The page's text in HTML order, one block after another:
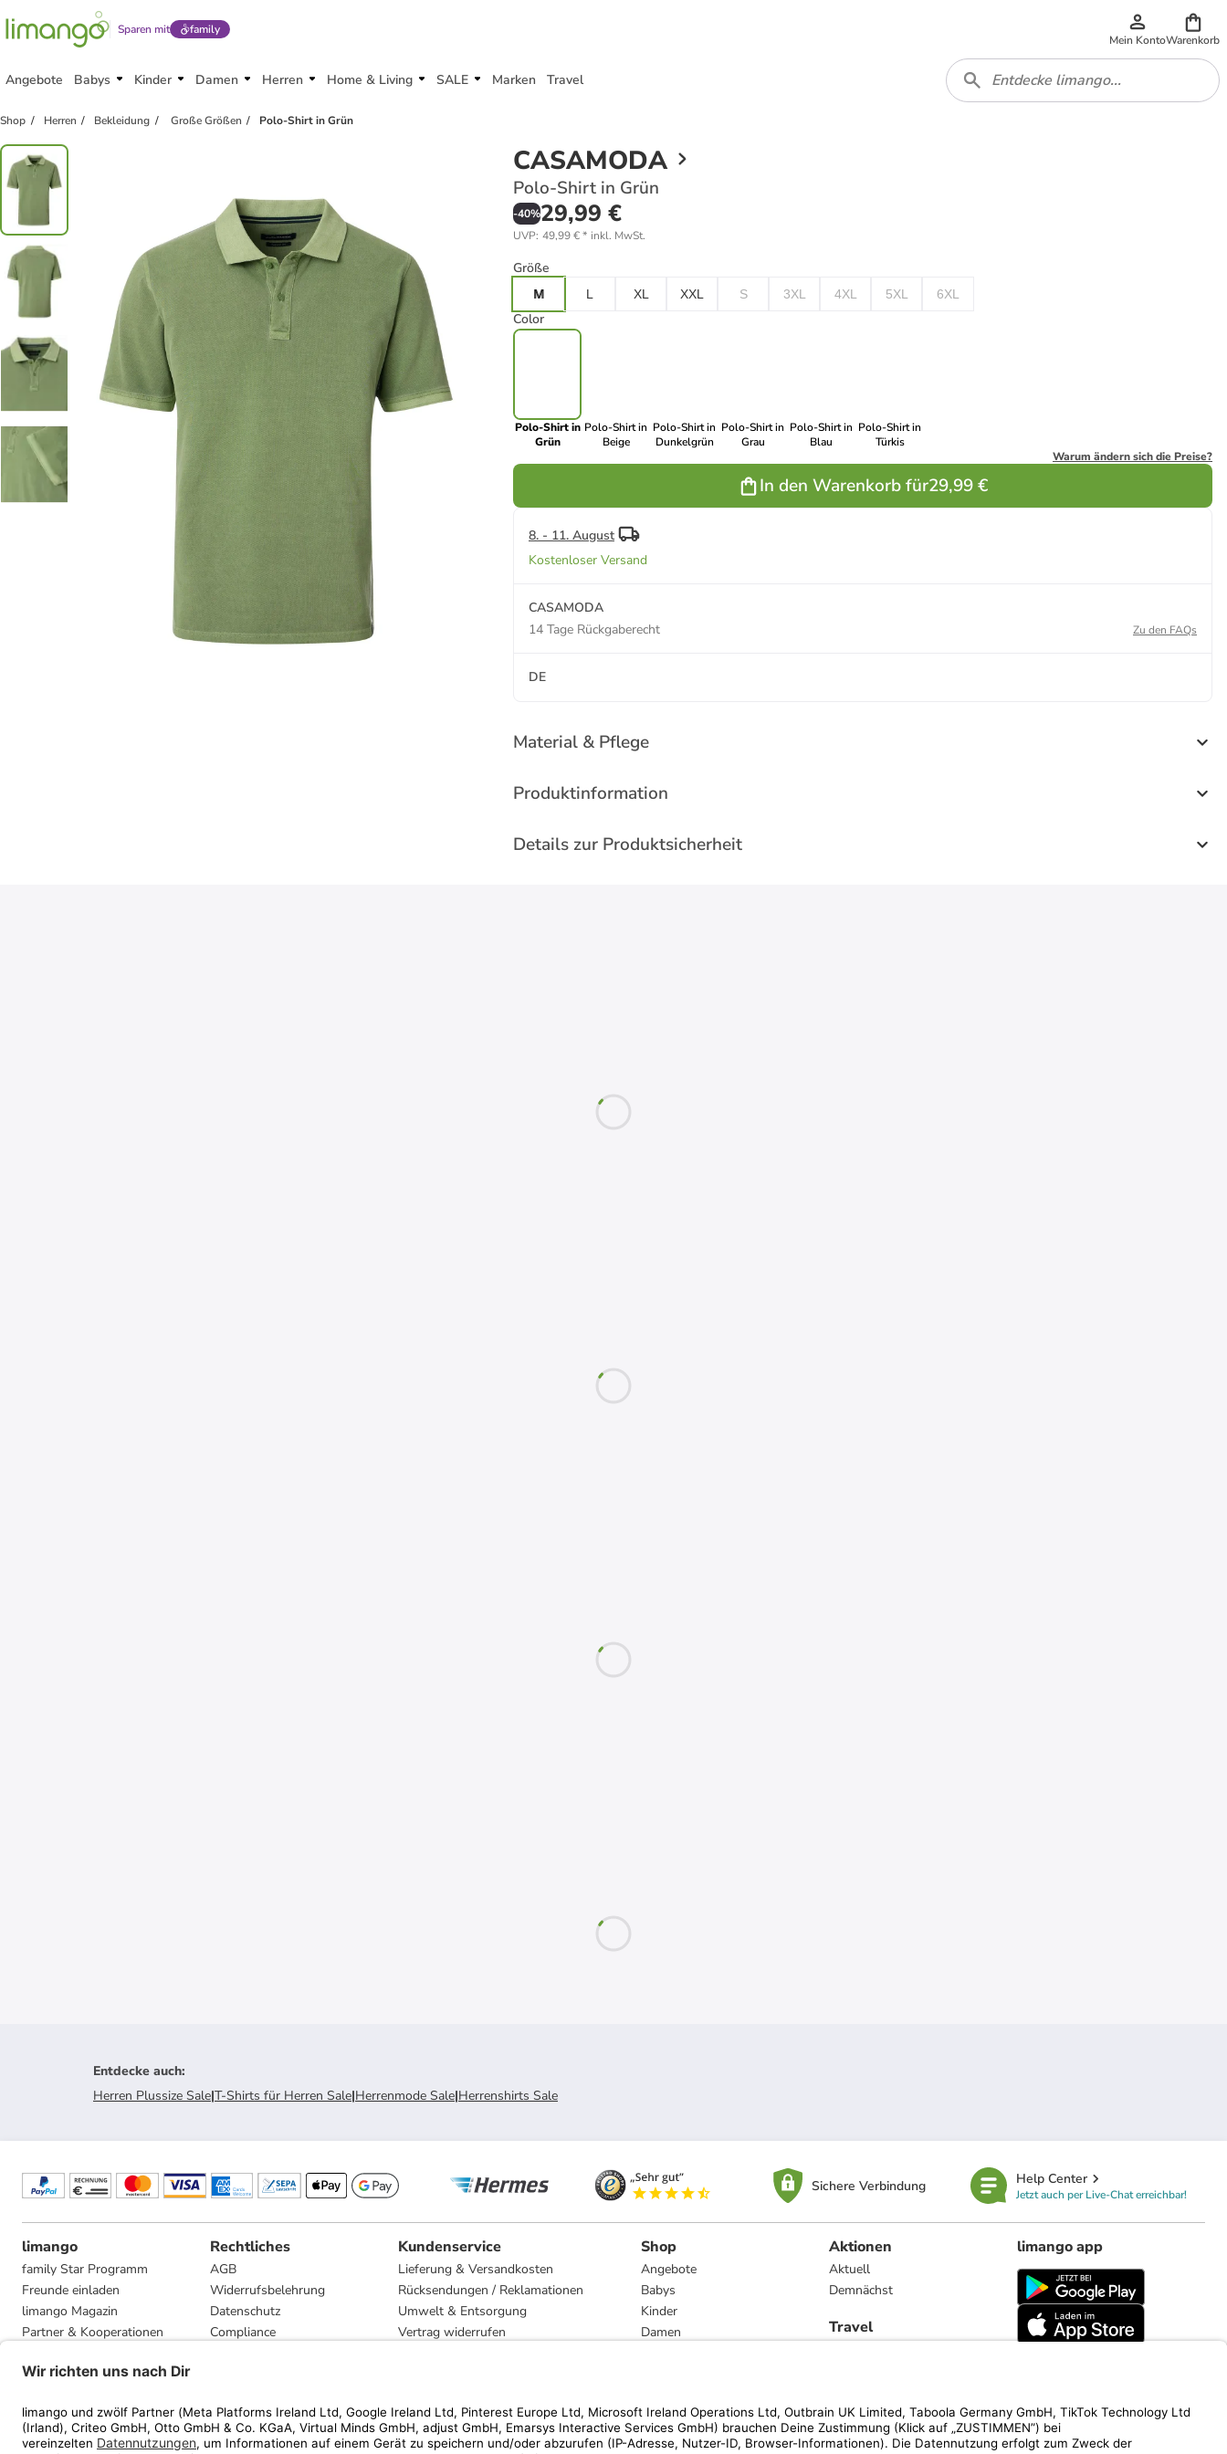
Sparen mit family
Mein KontoWarenkorb
Angebote Babys Kinder Damen Herren Home & Living SALE Marken Travel
Shop Herren Bekleidung Große Größen Polo-Shirt in Grün
CASAMODA
Polo-Shirt in Grün
-40%29,99 €
UVP: 49,99 €* inkl. MwSt.
Größe
M L XL XXL S 3XL 4XL 5XL 6XL
Color
Polo-Shirt in
Grün
Polo-Shirt in
Beige
Polo-Shirt in
Dunkelgrün
Polo-Shirt in
Grau
Polo-Shirt in
Blau
Polo-Shirt in
Türkis
Warum ändern sich die Preise?
In den Warenkorb für29,99 €
8. - 11. August
Kostenloser Versand
CASAMODA
14 Tage Rückgaberecht
Zu den FAQs
DE
Material & Pflege
Produktinformation
Details zur Produktsicherheit
Entdecke auch:
Herren Plussize Sale|T-Shirts für Herren Sale|Herrenmode Sale|Herrenshirts Sale
Sichere Verbindung Help Center
Jetzt auch per Live-Chat erreichbar!
limango
family Star Programm
Freunde einladen
limango Magazin
Partner & Kooperationen
Presse
Rechtliches
AGB
Widerrufsbelehrung
Datenschutz
Compliance
Kundenservice
Lieferung & Versandkosten
Rücksendungen / Reklamationen
Umwelt & Entsorgung
Vertrag widerrufen
Shop
Angebote
Babys
Kinder
Damen
Marken
Aktionen
Aktuell
Demnächst
Travel
limango app